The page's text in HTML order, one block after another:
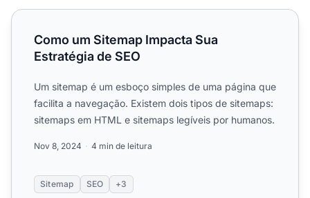
Como um Sitemap Impacta Sua Estratégia de SEO
Como um Sitemap Impacta Sua
Estratégia de SEO
Um sitemap é um esboço simples de uma página que
facilita a navegação. Existem dois tipos de sitemaps:
sitemaps em HTML e sitemaps legíveis por humanos.
Nov 8, 2024 4 min de leitura
Sitemap SEO +3